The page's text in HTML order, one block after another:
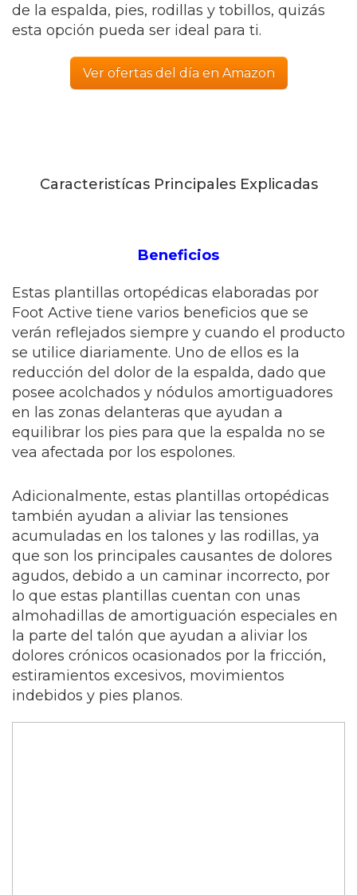
de la espalda, pies, rodillas y tobillos, quizás
esta opción pueda ser ideal para ti.
Ver ofertas del día en Amazon
Caracteristícas Principales Explicadas
Beneficios
Estas plantillas ortopédicas elaboradas por
Foot Active tiene varios beneficios que se
verán reflejados siempre y cuando el producto
se utilice diariamente. Uno de ellos es la
reducción del dolor de la espalda, dado que
posee acolchados y nódulos amortiguadores
en las zonas delanteras que ayudan a
equilibrar los pies para que la espalda no se
vea afectada por los espolones.
Adicionalmente, estas plantillas ortopédicas
también ayudan a aliviar las tensiones
acumuladas en los talones y las rodillas, ya
que son los principales causantes de dolores
agudos, debido a un caminar incorrecto, por
lo que estas plantillas cuentan con unas
almohadillas de amortiguación especiales en
la parte del talón que ayudan a aliviar los
dolores crónicos ocasionados por la fricción,
estiramientos excesivos, movimientos
indebidos y pies planos.